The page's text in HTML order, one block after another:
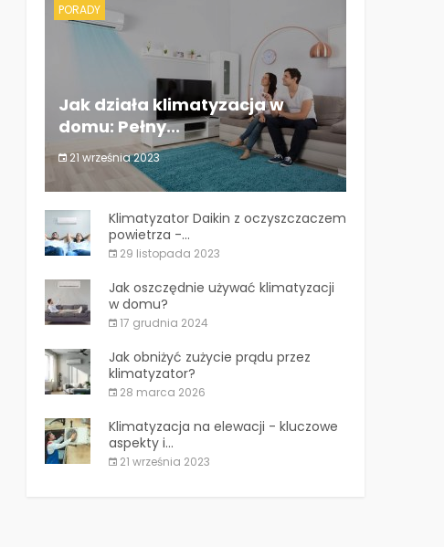
PORADY
Jak działa klimatyzacja w
domu: Pełny...
21 września 2023
Jak działa klimatyzacja w domu: Pełny...
Klimatyzator Daikin z oczyszczaczem
powietrza -...
29 listopada 2023
Jak oszczędnie używać klimatyzacji
w domu?
17 grudnia 2024
Jak obniżyć zużycie prądu przez
klimatyzator?
28 marca 2026
Klimatyzacja na elewacji - kluczowe
aspekty i...
21 września 2023